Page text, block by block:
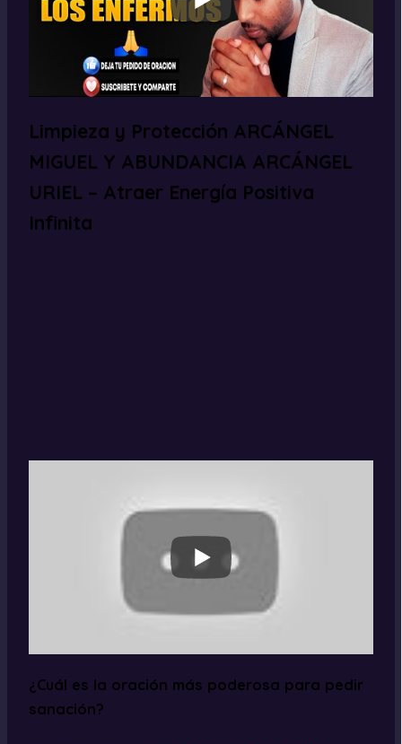
Limpieza y Protección ARCÁNGEL
MIGUEL Y ABUNDANCIA ARCÁNGEL
URIEL – Atraer Energía Positiva
Infinita
¿Cuál es la oración más poderosa para pedir
sanación?